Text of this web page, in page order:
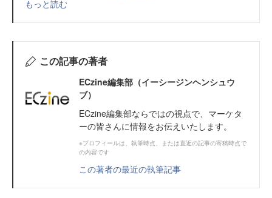
もっと読む
この記事の著者
ECzine編集部（イーシージンヘンシュウ
ブ）
ECzine編集部ならではの視点で、マーケタ
ーの皆さんに情報をお伝えいたします。
※プロフィールは、執筆時点、または直近の記事の寄稿時点で
の内容です
この著者の最近の執筆記事